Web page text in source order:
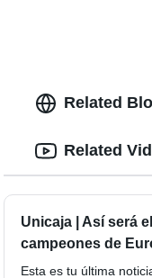
Related
Unicaja | Así será
campeones de
Esta es tu última
Related